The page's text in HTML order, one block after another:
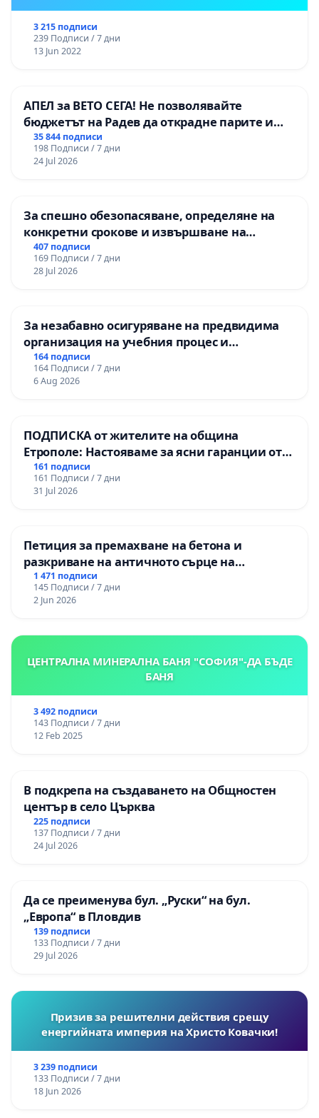
3 215 подписи
239 Подписи / 7 дни
13 Jun 2022
АПЕЛ за ВЕТО СЕГА! Не позволявайте
бюджетът на Радев да открадне парите и
правата ни в тъмното
35 844 подписи
198 Подписи / 7 дни
24 Jul 2026
За спешно обезопасяване, определяне на
конкретни срокове и извършване на
цялостна рехабилитация на
републиканския път между пътен възел АМ
„Тракия“ - гр. Ихтиман - с. Мирово - к.к.
407 подписи
169 Подписи / 7 дни
28 Jul 2026
За незабавно осигуряване на предвидима
организация на учебния процес и
гарантиране на правото на равнопоставено
и качествено образование на учениците от
ОУ „Княз Александър I“ и Хуманитарна
164 подписи
164 Подписи / 7 дни
6 Aug 2026
ПОДПИСКА от жителите на община
Етрополе: Настояваме за ясни гаранции от
“Елаците-МЕД” АД и от държавата, че ще се
изпълнят всички екологични норми!
161 подписи
161 Подписи / 7 дни
31 Jul 2026
Петиция за премахване на бетона и
разкриване на античното сърце на
Могиланската могила във Враца
1 471 подписи
145 Подписи / 7 дни
2 Jun 2026
ЦЕНТРАЛНА МИНЕРАЛНА БАНЯ "СОФИЯ"-ДА БЪДЕ
БАНЯ
3 492 подписи
143 Подписи / 7 дни
12 Feb 2025
В подкрепа на създаването на Общностен
център в село Църква
225 подписи
137 Подписи / 7 дни
24 Jul 2026
Да се преименува бул. „Руски“ на бул.
„Европа“ в Пловдив
139 подписи
133 Подписи / 7 дни
29 Jul 2026
Призив за решителни действия срещу
енергийната империя на Христо Ковачки!
3 239 подписи
133 Подписи / 7 дни
18 Jun 2026